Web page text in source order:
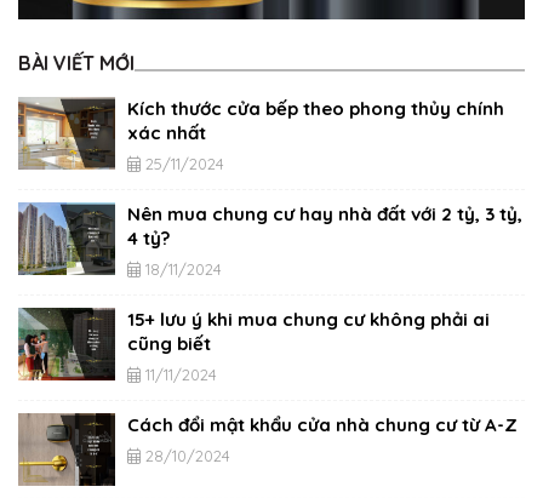
BÀI VIẾT MỚI
Kích thước cửa bếp theo phong thủy chính
xác nhất
25/11/2024
Nên mua chung cư hay nhà đất với 2 tỷ, 3 tỷ,
4 tỷ?
18/11/2024
15+ lưu ý khi mua chung cư không phải ai
cũng biết
11/11/2024
Cách đổi mật khẩu cửa nhà chung cư từ A-Z
28/10/2024